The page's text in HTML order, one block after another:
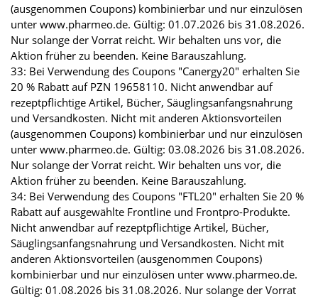
(ausgenommen Coupons) kombinierbar und nur einzulösen
unter www.pharmeo.de. Gültig: 01.07.2026 bis 31.08.2026.
Nur solange der Vorrat reicht. Wir behalten uns vor, die
Aktion früher zu beenden. Keine Barauszahlung.
33: Bei Verwendung des Coupons "Canergy20" erhalten Sie
20 % Rabatt auf PZN 19658110. Nicht anwendbar auf
rezeptpflichtige Artikel, Bücher, Säuglingsanfangsnahrung
und Versandkosten. Nicht mit anderen Aktionsvorteilen
(ausgenommen Coupons) kombinierbar und nur einzulösen
unter www.pharmeo.de. Gültig: 03.08.2026 bis 31.08.2026.
Nur solange der Vorrat reicht. Wir behalten uns vor, die
Aktion früher zu beenden. Keine Barauszahlung.
34: Bei Verwendung des Coupons "FTL20" erhalten Sie 20 %
Rabatt auf ausgewählte Frontline und Frontpro-Produkte.
Nicht anwendbar auf rezeptpflichtige Artikel, Bücher,
Säuglingsanfangsnahrung und Versandkosten. Nicht mit
anderen Aktionsvorteilen (ausgenommen Coupons)
kombinierbar und nur einzulösen unter www.pharmeo.de.
Gültig: 01.08.2026 bis 31.08.2026. Nur solange der Vorrat